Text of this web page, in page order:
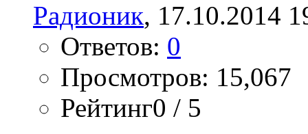
Радионик, 17.10.2014
Ответов: 0
Просмотров: 15,067
Рейтинг0 / 5